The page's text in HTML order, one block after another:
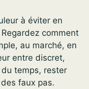
à éviter en
comment
au marché, en
entre discret,
temps, rester
faux pas.